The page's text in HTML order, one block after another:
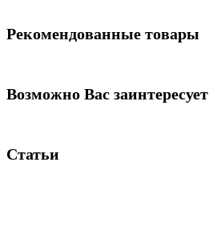
Рекомендованные товары
Возможно Вас заинтересует
Статьи